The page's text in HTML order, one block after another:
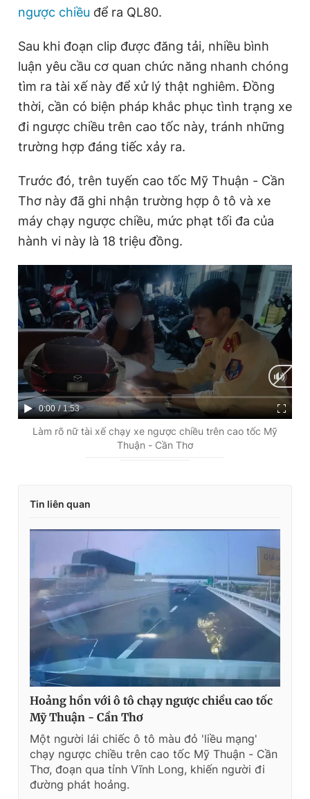
ngược chiều để ra QL80.
Sau khi đoạn clip được đăng tải, nhiều bình
luận yêu cầu cơ quan chức năng nhanh chóng
tìm ra tài xế này để xử lý thật nghiêm. Đồng
thời, cần có biện pháp khắc phục tình trạng xe
đi ngược chiều trên cao tốc này, tránh những
trường hợp đáng tiếc xảy ra.
Trước đó, trên tuyến cao tốc Mỹ Thuận - Cần
Thơ này đã ghi nhận trường hợp ô tô và xe
máy chạy ngược chiều, mức phạt tối đa của
hành vi này là 18 triệu đồng.
C
u
t
m
e
0:00 / D
u
o
1:53
Làm rõ nữ tài xế chạy xe ngược chiều trên cao tốc Mỹ
Thuận - Cần Thơ
Tin liên quan
Hoảng hồn với ô tô chạy ngược chiều cao tốc
Mỹ Thuận - Cần Thơ
Một người lái chiếc ô tô màu đỏ 'liều mạng'
chạy ngược chiều trên cao tốc Mỹ Thuận - Cần
Thơ, đoạn qua tỉnh Vĩnh Long, khiến người đi
đường phát hoảng.